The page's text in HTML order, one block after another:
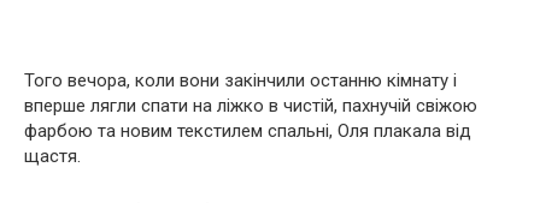
Того вечора, коли вони закінчили останню кімнату і
вперше лягли спати на ліжко в чистій, пахнучій свіжою
фарбою та новим текстилем спальні, Оля плакала від
щастя.